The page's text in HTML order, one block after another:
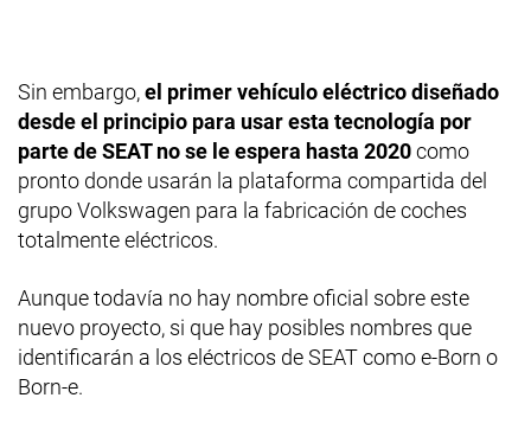
Sin embargo,el primer vehículo eléctrico diseñado
desde el principio para usar esta tecnología por
parte de SEAT no se le espera hasta 2020como
pronto donde usarán la plataforma compartida del
grupo Volkswagen para la fabricación de coches
totalmente eléctricos.
Aunque todavía no hay nombre oficial sobre este
nuevo proyecto, si que hay posibles nombres que
identificarán a los eléctricos de SEAT como e-Born o
Born-e.